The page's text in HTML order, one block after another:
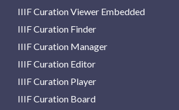
IIIF Curation Viewer Embedded
IIIF Curation Finder
IIIF Curation Manager
IIIF Curation Editor
IIIF Curation Player
IIIF Curation Board